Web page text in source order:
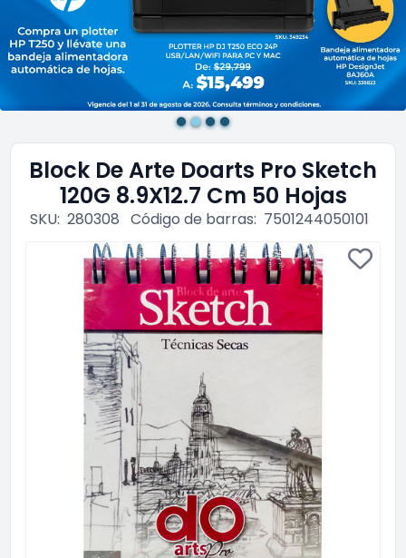
Block De Arte Doarts Pro Sketch
120G 8.9X12.7 Cm 50 Hojas
SKU: 280308 Código de barras: 7501244050101